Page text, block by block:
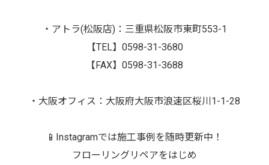
・アトラ(松阪店)：三重県松阪市東町553-1
【TEL】0598-31-3680
【FAX】0598-31-3688
・大阪オフィス：大阪府大阪市浪速区桜川1-1-28
📱Instagramでは施工事例を随時更新中！
フローリングリペアをはじめ